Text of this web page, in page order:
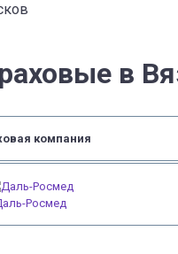
в
компания
Росмед